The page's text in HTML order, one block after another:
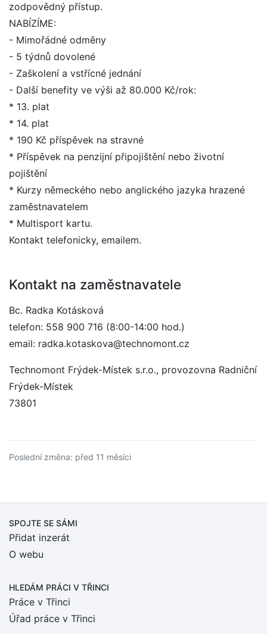
zodpovědný přístup.
NABÍZÍME:
- Mimořádné odměny
- 5 týdnů dovolené
- Zaškolení a vstřícné jednání
- Další benefity ve výši až 80.000 Kč/rok:
* 13. plat
* 14. plat
* 190 Kč příspěvek na stravné
* Příspěvek na penzijní připojištění nebo životní
pojištění
* Kurzy německého nebo anglického jazyka hrazené
zaměstnavatelem
* Multisport kartu.
Kontakt telefonicky, emailem.
Kontakt na zaměstnavatele
Bc. Radka Kotásková
telefon: 558 900 716 (8:00-14:00 hod.)
email: radka.kotaskova@technomont.cz
Technomont Frýdek-Místek s.r.o., provozovna Radniční
Frýdek-Místek
73801
Poslední změna: před 11 měsíci
SPOJTE SE SÁMI
Přidat inzerát
O webu
HLEDÁM PRÁCI V TŘINCI
Práce v Třinci
Úřad práce v Třinci